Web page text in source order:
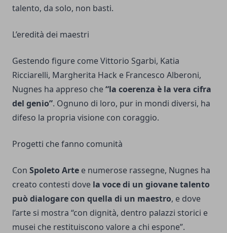
talento, da solo, non basti.
L’eredità dei maestri
Gestendo figure come Vittorio Sgarbi, Katia
Ricciarelli, Margherita Hack e Francesco Alberoni,
Nugnes ha appreso che“la coerenza è la vera cifra
del genio”. Ognuno di loro, pur in mondi diversi, ha
difeso la propria visione con coraggio.
Progetti che fanno comunità
Con Spoleto Arte e numerose rassegne, Nugnes ha
creato contesti dove la voce di un giovane talento
può dialogare con quella di un maestro, e dove
l’arte si mostra “con dignità, dentro palazzi storici e
musei che restituiscono valore a chi espone”.